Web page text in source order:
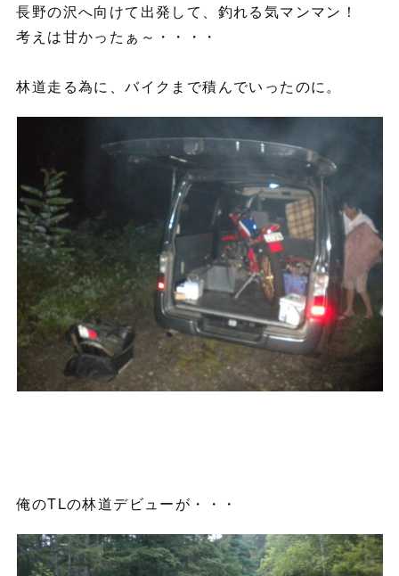
長野の沢へ向けて出発して、釣れる気マンマン！
考えは甘かったぁ～・・・・
林道走る為に、バイクまで積んでいったのに。
俺のTLの林道デビューが・・・